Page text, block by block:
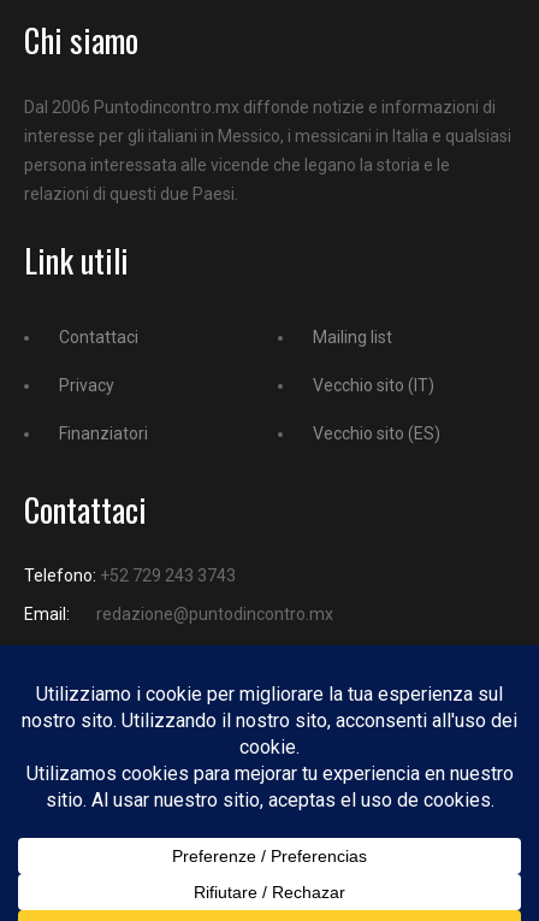
Chi siamo
Dal 2006 Puntodincontro.mx diffonde notizie e informazioni di
interesse per gli italiani in Messico, i messicani in Italia e qualsiasi
persona interessata alle vicende che legano la storia e le
relazioni di questi due Paesi.
Link utili
Contattaci
Privacy
Finanziatori
Mailing list
Vecchio sito (IT)
Vecchio sito (ES)
Contattaci
Telefono: +52 729 243 3743
Email:
redazione@puntodincontro.mx
PUNTODINCONTRO
Copyright © 2025 Puntodincontro